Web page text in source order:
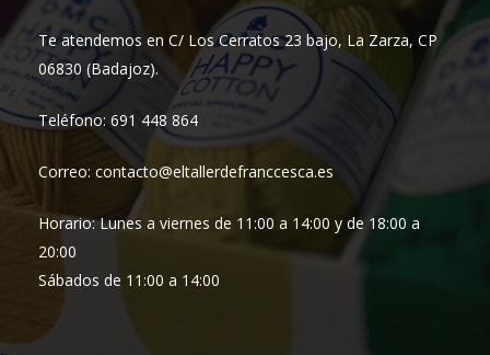
Te atendemos en C/ Los Cerratos 23 bajo, La Zarza, CP
06830 (Badajoz).
Teléfono: 691 448 864
Correo: contacto@eltallerdefranccesca.es
Horario: Lunes a viernes de 11:00 a 14:00 y de 18:00 a
20:00
Sábados de 11:00 a 14:00